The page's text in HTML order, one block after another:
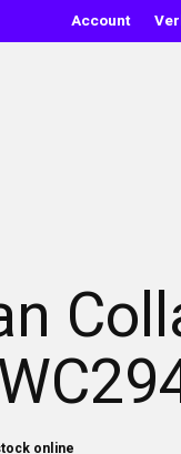
Account
online